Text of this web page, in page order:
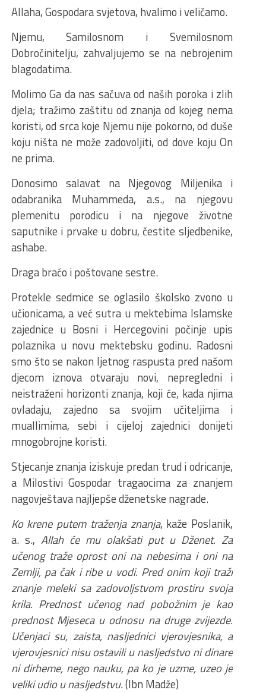
Allaha, Gospodara svjetova, hvalimo i veličamo.
Njemu, Samilosnom i Svemilosnom
Dobročinitelju, zahvaljujemo se na nebrojenim
blagodatima.
Molimo Ga da nas sačuva od naših poroka i zlih
djela; tražimo zaštitu od znanja od kojeg nema
koristi, od srca koje Njemu nije pokorno, od duše
koju ništa ne može zadovoljiti, od dove koju On
ne prima.
Donosimo salavat na Njegovog Miljenika i
odabranika Muhammeda, a.s., na njegovu
plemenitu porodicu i na njegove životne
saputnike i prvake u dobru, čestite sljedbenike,
ashabe.
Draga braćo i poštovane sestre.
Protekle sedmice se oglasilo školsko zvono u
učionicama, a već sutra u mektebima Islamske
zajednice u Bosni i Hercegovini počinje upis
polaznika u novu mektebsku godinu. Radosni
smo što se nakon ljetnog raspusta pred našom
djecom iznova otvaraju novi, nepregledni i
neistraženi horizonti znanja, koji će, kada njima
ovladaju, zajedno sa svojim učiteljima i
muallimima, sebi i cijeloj zajednici donijeti
mnogobrojne koristi.
Stjecanje znanja iziskuje predan trud i odricanje,
a Milostivi Gospodar tragaocima za znanjem
nagovještava najljepše dženetske nagrade.
Ko krene putem traženja znanja, kaže Poslanik,
a. s., Allah će mu olakšati put u Dženet. Za
učenog traže oprost oni na nebesima i oni na
Zemlji, pa čak i ribe u vodi. Pred onim koji traži
znanjemeleki sa zadovoljstvom prostiru svoja
krila. Prednost učenog nad pobožnim je kao
prednost Mjeseca u odnosu na druge zvijezde.
Učenjaci su, zaista, nasljednici vjerovjesnika, a
vjerovjesnici nisu ostavili u nasljedstvo ni dinare
ni dirheme, nego nauku, pa ko je uzme, uzeo je
veliki udio u nasljedstvu.(Ibn Madže)